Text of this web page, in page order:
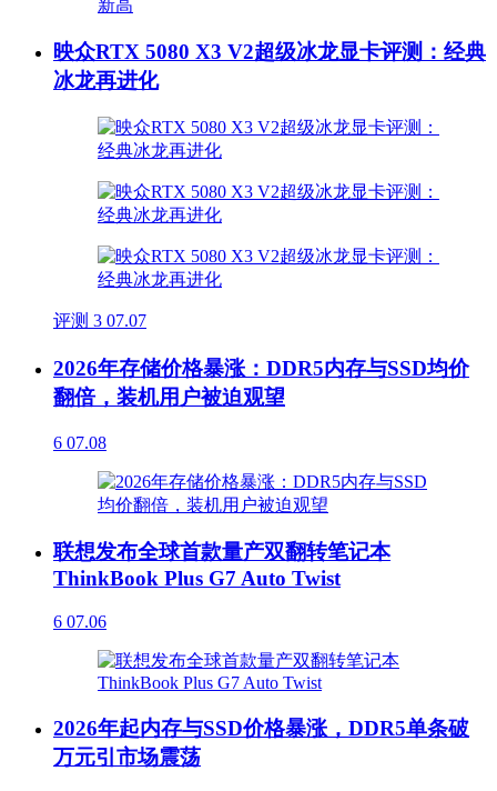
映众RTX 5080 X3 V2超级冰龙显卡评测：经典
冰龙再进化
评测 3 07.07
2026年存储价格暴涨：DDR5内存与SSD均价
翻倍，装机用户被迫观望
6 07.08
联想发布全球首款量产双翻转笔记本
ThinkBook Plus G7 Auto Twist
6 07.06
2026年起内存与SSD价格暴涨，DDR5单条破
万元引市场震荡